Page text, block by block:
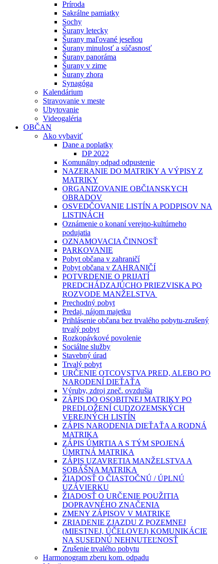
Príroda
Sakrálne pamiatky
Sochy
Šurany letecky
Šurany maľované jeseňou
Šurany minulosť a súčasnosť
Šurany panoráma
Šurany v zime
Šurany zhora
Synagóga
Kalendárium
Stravovanie v meste
Ubytovanie
Videogaléria
OBČAN
Ako vybaviť
Dane a poplatky
DP 2022
Komunálny odpad odpustenie
NAZERANIE DO MATRIKY A VÝPISY Z
MATRIKY
ORGANIZOVANIE OBČIANSKYCH
OBRADOV
OSVEDČOVANIE LISTÍN A PODPISOV NA
LISTINÁCH
Oznámenie o konaní verejno-kultúrneho
podujatia
OZNAMOVACIA ČINNOSŤ
PARKOVANIE
Pobyt občana v zahraničí
Pobyt občana v ZAHRANIČÍ
POTVRDENIE O PRIJATÍ
PREDCHÁDZAJÚCHO PRIEZVISKA PO
ROZVODE MANŽELSTVA
Prechodný pobyt
Predaj, nájom majetku
Prihlásenie občana bez trvalého pobytu-zrušený
trvalý pobyt
Rozkopávkové povolenie
Sociálne služby
Stavebný úrad
Trvalý pobyt
URČENIE OTCOVSTVA PRED, ALEBO PO
NARODENÍ DIEŤAŤA
Výruby, zdroj zneč. ovzdušia
ZÁPIS DO OSOBITNEJ MATRIKY PO
PREDLOŽENÍ CUDZOZEMSKÝCH
VEREJNÝCH LISTÍN
ZÁPIS NARODENIA DIEŤAŤA A RODNÁ
MATRIKA
ZÁPIS ÚMRTIA A S TÝM SPOJENÁ
ÚMRTNÁ MATRIKA
ZÁPIS UZAVRETIA MANŽELSTVA A
SOBÁŠNA MATRIKA
ŽIADOSŤ O ČIASTOČNÚ / ÚPLNÚ
UZÁVIERKU
ŽIADOSŤ O URČENIE POUŽITIA
DOPRAVNÉHO ZNAČENIA
ZMENY ZÁPISOV V MATRIKE
ZRIADENIE ZJAZDU Z POZEMNEJ
(MIESTNEJ, ÚČELOVEJ) KOMUNIKÁCIE
NA SUSEDNÚ NEHNUTEĽNOSŤ
Zrušenie trvalého pobytu
Harmonogram zberu kom. odpadu